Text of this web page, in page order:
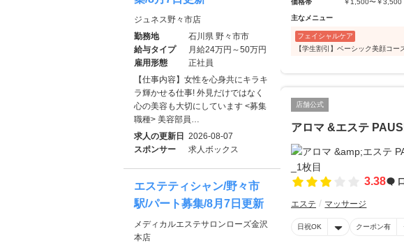
価格帯
￥1,500〜￥3,500
主なメニュー
フェイシャルケア
【学生割引】ベーシック美顔コー
店舗公式
アロマ &エステ
3.38
エステ マッサージ
日祝OK クーポン有
ジュネス野々市店
勤務地
石川県 野々市市
給与タイプ
月給24万円～50万円
雇用形態
正社員
【仕事内容】女性を心身共にキラキ
ラ輝かせる仕事! 外見だけではなく
心の美容も大切にしています <募集
職種> 美容部員…
求人の更新日 2026-08-07
スポンサー
求人ボックス
エステティシャン/野々市
駅/パート募集/8月7日更新
メディカルエステサロンローズ金沢
本店